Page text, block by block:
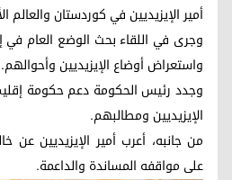
أمير الإيزيديين في كوردستان والعالم
وجرى في اللقاء بحث الوضع العام في
واستعراض أوضاع الإيزيديين وأحوالهم.
وجدد رئيس الحكومة دعم حكومة
الإيزيديين ومطالبهم.
من جانبه، أعرب أمير الإيزيديين
على مواقفه المساندة والداعمة.